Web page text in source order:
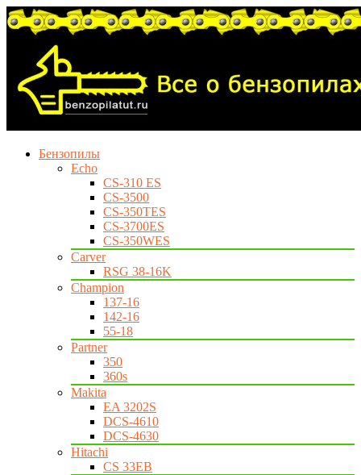
Бензопилы
Echo
CS-310 ES
CS-3500
CS-350TES
CS-3700ES
CS-350WES
Carver
RSG 38-16K
Champion
137-16
142-16
55-18
Partner
350
360s
Makita
EA 3202S
DCS-4610
DCS-4630
Hitachi
CS 33EB